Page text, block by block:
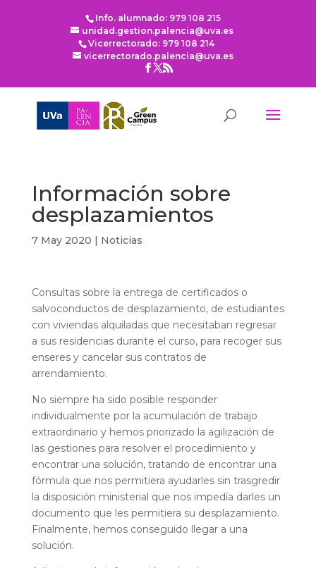
Info. alumnado: 979 108 215
unidad.gestion.palencia@uva.es
Vicerrectorado: 979 108 214
vicerrectorado.palencia@uva.es
Información sobre
desplazamientos
7 May 2020 | Noticias
Consultas sobre la entrega de certificados o
salvoconductos de desplazamiento, de estudiantes
con viviendas alquiladas que necesitaban regresar
a sus residencias durante el curso, para recoger sus
enseres y cancelar sus contratos de
arrendamiento.
No siempre ha sido posible responder
individualmente por la acumulación de trabajo
extraordinario y hemos priorizado la agilización de
las gestiones para resolver el procedimiento y
encontrar una solución, tratando de encontrar una
fórmula que nos permitiera ayudarles sin trasgredir
la disposición ministerial que nos impedía darles un
documento que les permitiera su desplazamiento.
Finalmente, hemos conseguido llegar a una
solución.